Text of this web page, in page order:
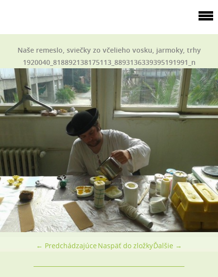
Naše remeslo, sviečky zo včelieho vosku, jarmoky, trhy
1920040_818892138175113_8893136339395191991_n
← Predchádzajúce Ďalšie →
Naspäť do zložky